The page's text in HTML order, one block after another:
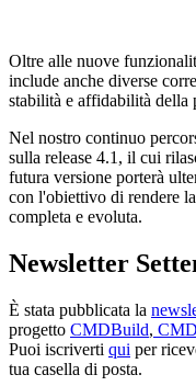
Oltre alle nuove
include anche diverse
stabilità e affidabilità della
Nel nostro continuo
sulla release 4.1, il cui
futura versione porterà
con l'obiettivo di rendere
completa e evoluta.
Newsletter
È stata pubblicata la
progetto CMDBuild,
Puoi iscriverti qui per
tua casella di posta.